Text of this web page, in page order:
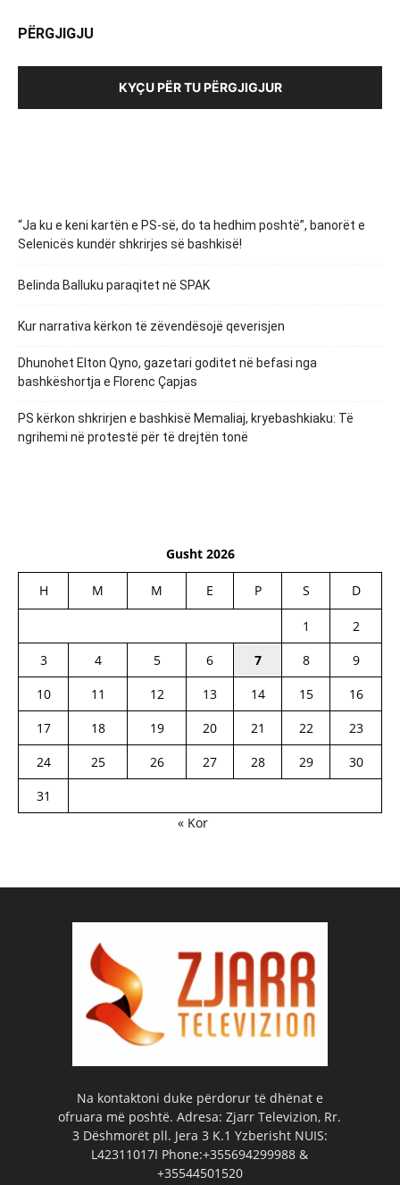
PËRGJIGJU
KYÇU PËR TU PËRGJIGJUR
“Ja ku e keni kartën e PS-së, do ta hedhim poshtë”, banorët e
Selenicës kundër shkrirjes së bashkisë!
Belinda Balluku paraqitet në SPAK
Kur narrativa kërkon të zëvendësojë qeverisjen
Dhunohet Elton Qyno, gazetari goditet në befasi nga
bashkëshortja e Florenc Çapjas
PS kërkon shkrirjen e bashkisë Memaliaj, kryebashkiaku: Të
ngrihemi në protestë për të drejtën tonë
Gusht 2026
H M M E P S D
1
2
3
4 5 6 7 8
9
10
11 12 13 14 15
16
17
18 19 20 21 22
23
24
25 26 27 28 29
30
31
« Kor
Na kontaktoni duke përdorur të dhënat e
ofruara më poshtë. Adresa: Zjarr Televizion, Rr.
3 Dëshmorët pll. Jera 3 K.1 Yzberisht NUIS:
L42311017I Phone:+355694299988 &
+35544501520